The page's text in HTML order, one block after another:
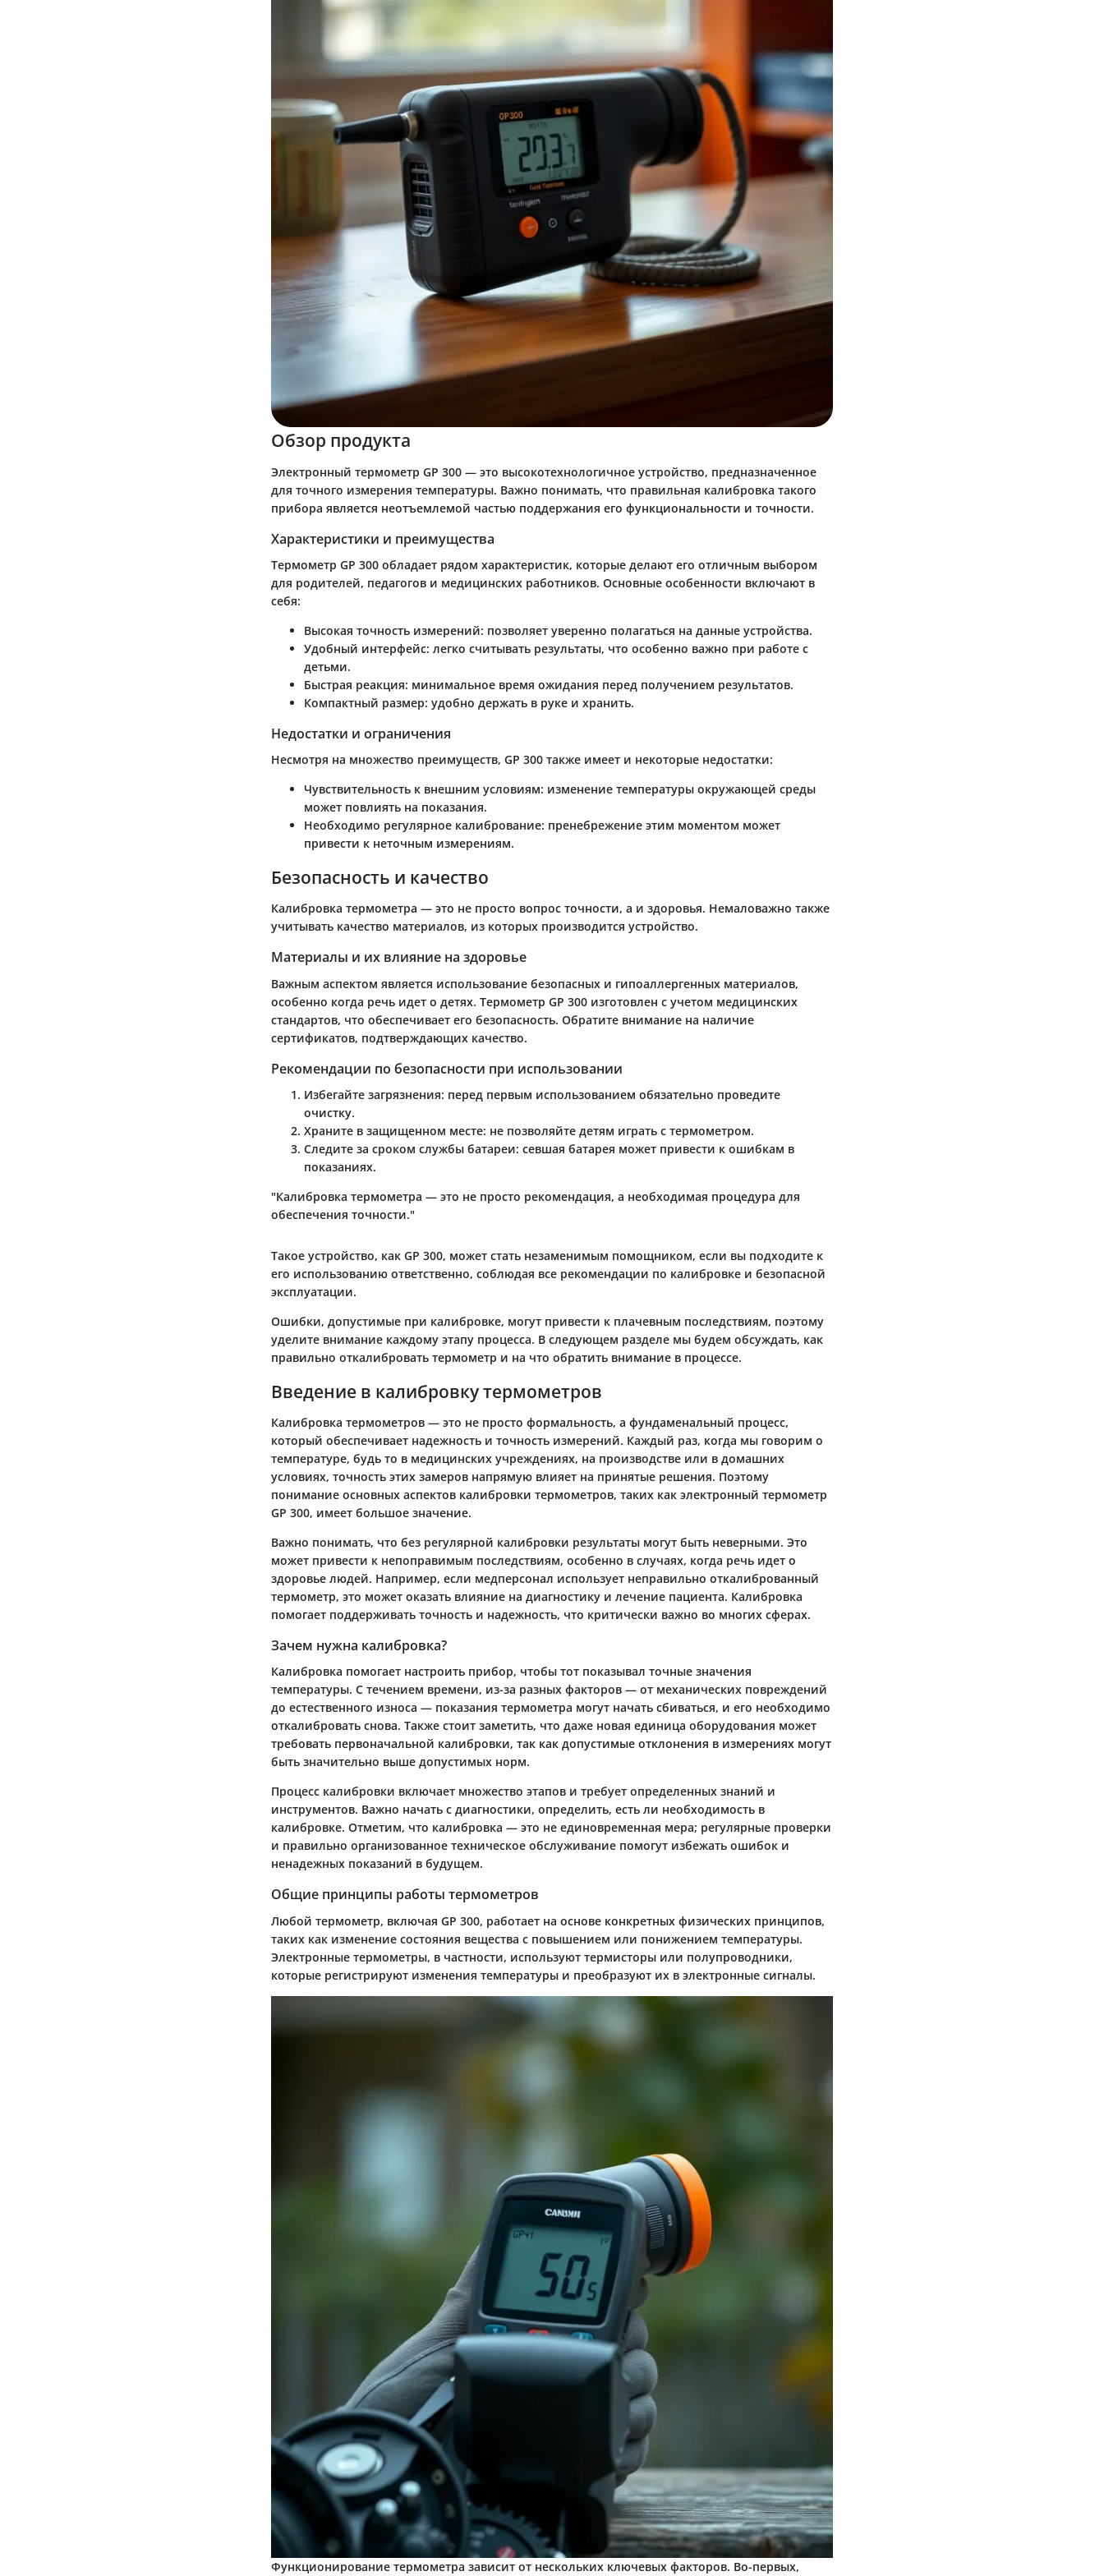
Обзор продукта
Электронный термометр GP 300 — это высокотехнологичное устройство, предназначенное
для точного измерения температуры. Важно понимать, что правильная калибровка такого
прибора является неотъемлемой частью поддержания его функциональности и точности.
Характеристики и преимущества
Термометр GP 300 обладает рядом характеристик, которые делают его отличным выбором
для родителей, педагогов и медицинских работников. Основные особенности включают в
себя:
Высокая точность измерений: позволяет уверенно полагаться на данные устройства.
Удобный интерфейс: легко считывать результаты, что особенно важно при работе с
детьми.
Быстрая реакция: минимальное время ожидания перед получением результатов.
Компактный размер: удобно держать в руке и хранить.
Недостатки и ограничения
Несмотря на множество преимуществ, GP 300 также имеет и некоторые недостатки:
Чувствительность к внешним условиям: изменение температуры окружающей среды
может повлиять на показания.
Необходимо регулярное калибрование: пренебрежение этим моментом может
привести к неточным измерениям.
Безопасность и качество
Калибровка термометра — это не просто вопрос точности, а и здоровья. Немаловажно также
учитывать качество материалов, из которых производится устройство.
Материалы и их влияние на здоровье
Важным аспектом является использование безопасных и гипоаллергенных материалов,
особенно когда речь идет о детях. Термометр GP 300 изготовлен с учетом медицинских
стандартов, что обеспечивает его безопасность. Обратите внимание на наличие
сертификатов, подтверждающих качество.
Рекомендации по безопасности при использовании
Избегайте загрязнения: перед первым использованием обязательно проведите
очистку.
Храните в защищенном месте: не позволяйте детям играть с термометром.
Следите за сроком службы батареи: севшая батарея может привести к ошибкам в
показаниях.
"Калибровка термометра — это не просто рекомендация, а необходимая процедура для
обеспечения точности."
Такое устройство, как GP 300, может стать незаменимым помощником, если вы подходите к
его использованию ответственно, соблюдая все рекомендации по калибровке и безопасной
эксплуатации.
Ошибки, допустимые при калибровке, могут привести к плачевным последствиям, поэтому
уделите внимание каждому этапу процесса. В следующем разделе мы будем обсуждать, как
правильно откалибровать термометр и на что обратить внимание в процессе.
Введение в калибровку термометров
Калибровка термометров — это не просто формальность, а фундаменальный процесс,
который обеспечивает надежность и точность измерений. Каждый раз, когда мы говорим о
температуре, будь то в медицинских учреждениях, на производстве или в домашних
условиях, точность этих замеров напрямую влияет на принятые решения. Поэтому
понимание основных аспектов калибровки термометров, таких как электронный термометр
GP 300, имеет большое значение.
Важно понимать, что без регулярной калибровки результаты могут быть неверными. Это
может привести к непоправимым последствиям, особенно в случаях, когда речь идет о
здоровье людей. Например, если медперсонал использует неправильно откалиброванный
термометр, это может оказать влияние на диагностику и лечение пациента. Калибровка
помогает поддерживать точность и надежность, что критически важно во многих сферах.
Зачем нужна калибровка?
Калибровка помогает настроить прибор, чтобы тот показывал точные значения
температуры. С течением времени, из-за разных факторов — от механических повреждений
до естественного износа — показания термометра могут начать сбиваться, и его необходимо
откалибровать снова. Также стоит заметить, что даже новая единица оборудования может
требовать первоначальной калибровки, так как допустимые отклонения в измерениях могут
быть значительно выше допустимых норм.
Процесс калибровки включает множество этапов и требует определенных знаний и
инструментов. Важно начать с диагностики, определить, есть ли необходимость в
калибровке. Отметим, что калибровка — это не единовременная мера; регулярные проверки
и правильно организованное техническое обслуживание помогут избежать ошибок и
ненадежных показаний в будущем.
Общие принципы работы термометров
Любой термометр, включая GP 300, работает на основе конкретных физических принципов,
таких как изменение состояния вещества с повышением или понижением температуры.
Электронные термометры, в частности, используют термисторы или полупроводники,
которые регистрируют изменения температуры и преобразуют их в электронные сигналы.
Функционирование термометра зависит от нескольких ключевых факторов. Во-первых,